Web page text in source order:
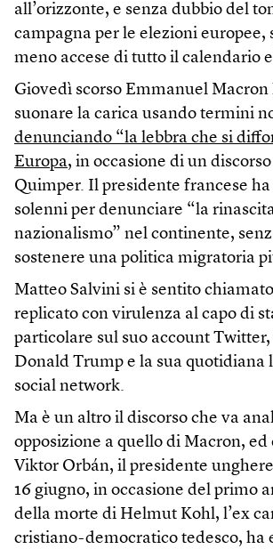
all’orizzonte, e senza dubbio del
campagna per le elezioni europee,
meno accese di tutto il calendario
Giovedì scorso Emmanuel Macron
suonare la carica usando termini
denunciando “la lebbra che si
Europa, in occasione di un
Quimper. Il presidente francese
solenni per denunciare “la
nazionalismo” nel continente,
sostenere una politica migratoria
Matteo Salvini si è sentito
replicato con virulenza al capo di
particolare sul suo account
Donald Trump e la sua quotidiana
social network.
Ma è un altro il discorso che va
opposizione a quello di Macron, ed
Viktor Orbán, il presidente
16 giugno, in occasione del primo
della morte di Helmut Kohl, l’ex
cristiano-democratico tedesco, ha